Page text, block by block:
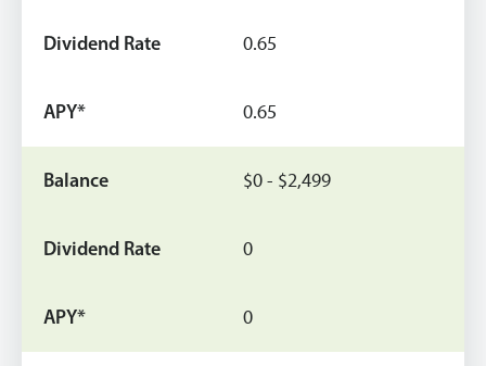
0.65
0.65
$0 - $2,499
0
0